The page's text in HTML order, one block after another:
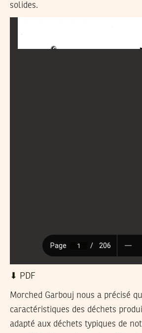
solides.
⬇︎ PDF
Morched Garbouj nous a précisé
caractéristiques des déchets
adapté aux déchets typiques de